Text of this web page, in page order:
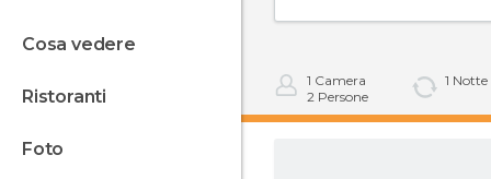
cosa vedere
ristoranti
foto
1 Camera
2 Persone
1 Notte